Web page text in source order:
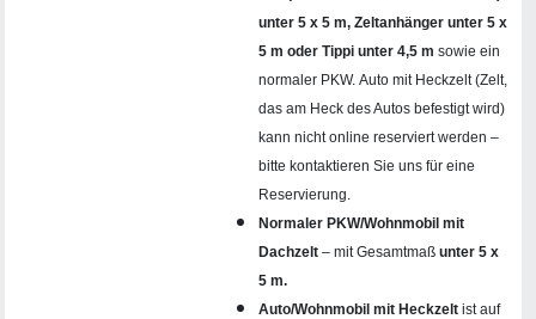
unter 5 x 5 m, Zeltanhänger unter 5 x
5 m oder Tippi unter 4,5 m sowie ein
normaler PKW. Auto mit Heckzelt (Zelt,
das am Heck des Autos befestigt wird)
kann nicht online reserviert werden –
bitte kontaktieren Sie uns für eine
Reservierung.
Normaler PKW/Wohnmobil mit
Dachzelt – mit Gesamtmaß unter 5 x
5 m.
Auto/Wohnmobil mit Heckzelt ist auf